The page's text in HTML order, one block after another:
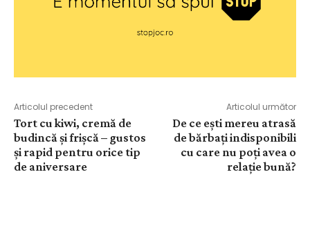
Articolul precedent
Tort cu kiwi, cremă de
budincă și frișcă – gustos
și rapid pentru orice tip
de aniversare
Articolul următor
De ce ești mereu atrasă
de bărbați indisponibili
cu care nu poți avea o
relație bună?